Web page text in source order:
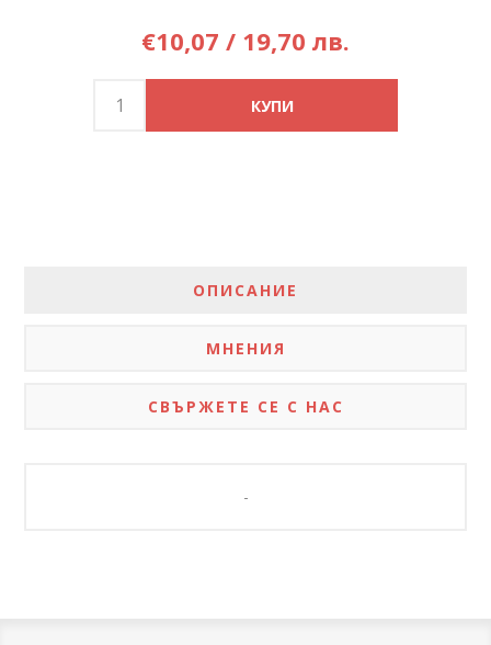
€10,07 / 19,70 лв.
ОПИСАНИЕ
МНЕНИЯ
СВЪРЖЕТЕ СЕ С НАС
-